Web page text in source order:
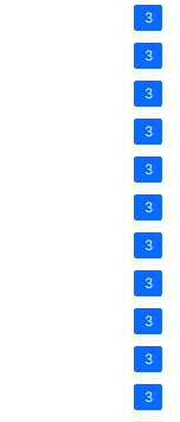
3
3
3
3
3
3
3
3
3
3
3